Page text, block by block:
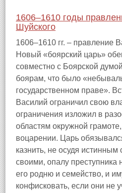
1606–1610 годы
Шуйского
1606–1610 гг. – правление
Новый «боярский царь»
совместно с Боярской
боярам, что было
государственном праве».
Василий ограничил свою
ограничения изложил в
областям окружной
воцарении. Царь
казнить, не осудя
своими, опалу преступника
его родню и семейство, и
конфисковать, если они не